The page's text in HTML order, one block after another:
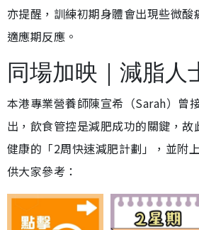
亦提醒，訓練初期身體會出現些微酸
適應期反應。
同場加映｜減脂人
本港專業營養師陳宣希（Sarah）曾
出，飲食管控是減肥成功的關鍵，故
健康的「2周快速減肥計劃」，並附
供大家參考：